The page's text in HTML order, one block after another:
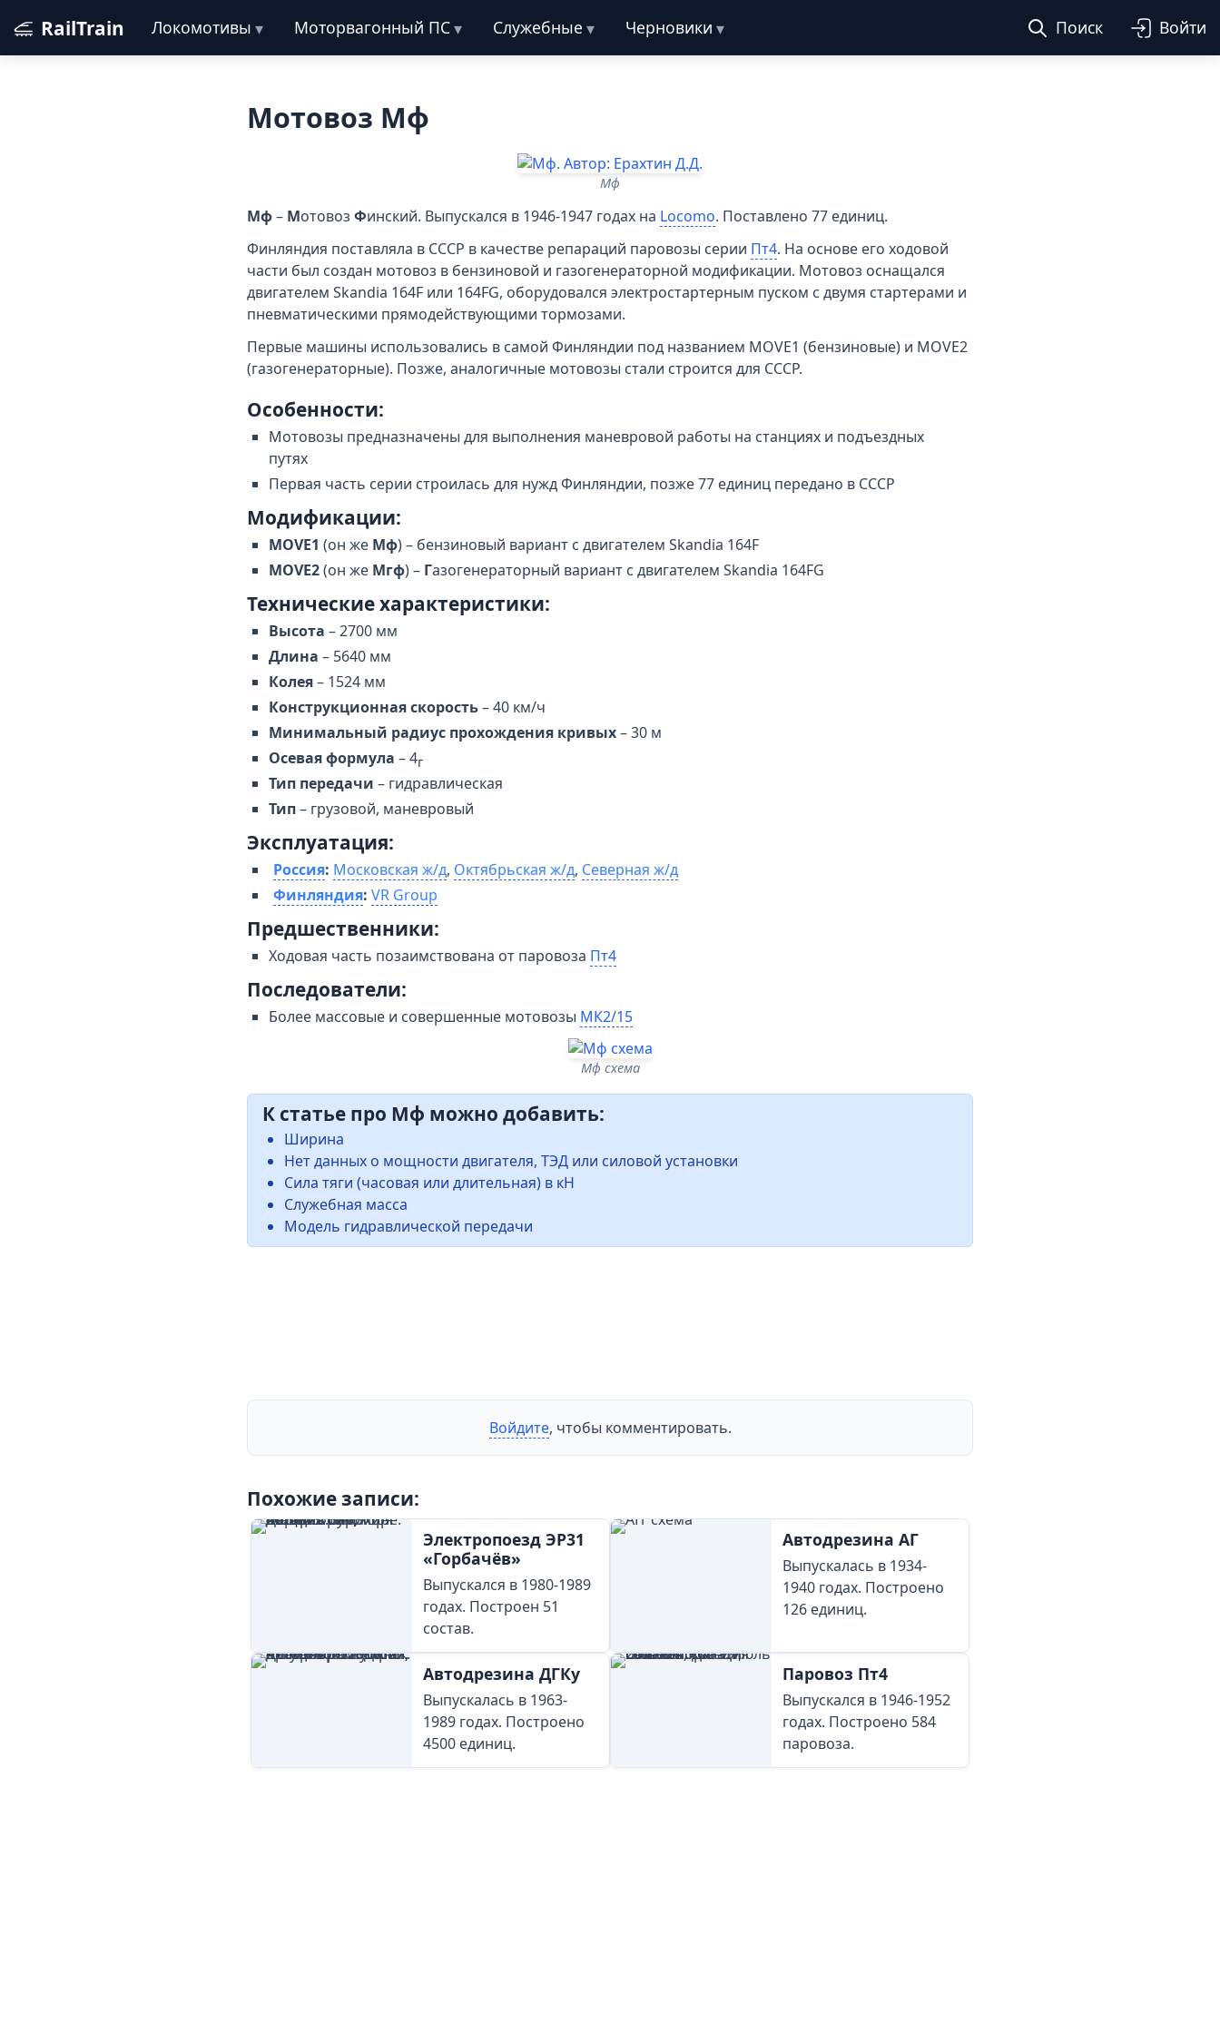
RailTrain Локомотивы Моторвагонный ПС Служебные Черновики Поиск Войти
Мотовоз Мф
Мф
Мф– Мотовоз Финский. Выпускался в 1946-1947 годах на Locomo. Поставлено 77 единиц.
Финляндия поставляла в СССР в качестве репараций паровозы серии Пт4. На основе его ходовой
части был создан мотовоз в бензиновой и газогенераторной модификации. Мотовоз оснащался
двигателем Skandia 164F или 164FG, оборудовался электростартерным пуском с двумя стартерами и
пневматическими прямодействующими тормозами.
Первые машины использовались в самой Финляндии под названием MOVE1 (бензиновые) и MOVE2
(газогенераторные). Позже, аналогичные мотовозы стали строится для СССР.
Особенности:
Мотовозы предназначены для выполнения маневровой работы на станциях и подъездных
путях
Первая часть серии строилась для нужд Финляндии, позже 77 единиц передано в СССР
Модификации:
MOVE1 (он же Мф) – бензиновый вариант с двигателем Skandia 164F
MOVE2(он же Мгф) – Газогенераторный вариант с двигателем Skandia 164FG
Технические характеристики:
Высота – 2700 мм
Длина – 5640 мм
Колея– 1524 мм
Конструкционная скорость– 40 км/ч
Минимальный радиус прохождения кривых– 30 м
Осевая формула – 4г
Тип передачи – гидравлическая
Тип– грузовой, маневровый
Эксплуатация:
Россия: Московская ж/д, Октябрьская ж/д, Северная ж/д
Финляндия: VR Group
Предшественники:
Ходовая часть позаимствована от паровоза Пт4
Последователи:
Более массовые и совершенные мотовозы МК2/15
Мф схема
К статье про Мф можно добавить:
Ширина
Нет данных о мощности двигателя, ТЭД или силовой установки
Сила тяги (часовая или длительная) в кН
Служебная масса
Модель гидравлической передачи
Войдите, чтобы комментировать.
Похожие записи:
Электропоезд ЭР31
«Горбачёв»
Выпускался в 1980-1989
годах. Построен 51
состав.
Автодрезина АГ
Выпускалась в 1934-
1940 годах. Построено
126 единиц.
Автодрезина ДГКу
Выпускалась в 1963-
1989 годах. Построено
4500 единиц.
Паровоз Пт4
Выпускался в 1946-1952
годах. Построено 584
паровоза.